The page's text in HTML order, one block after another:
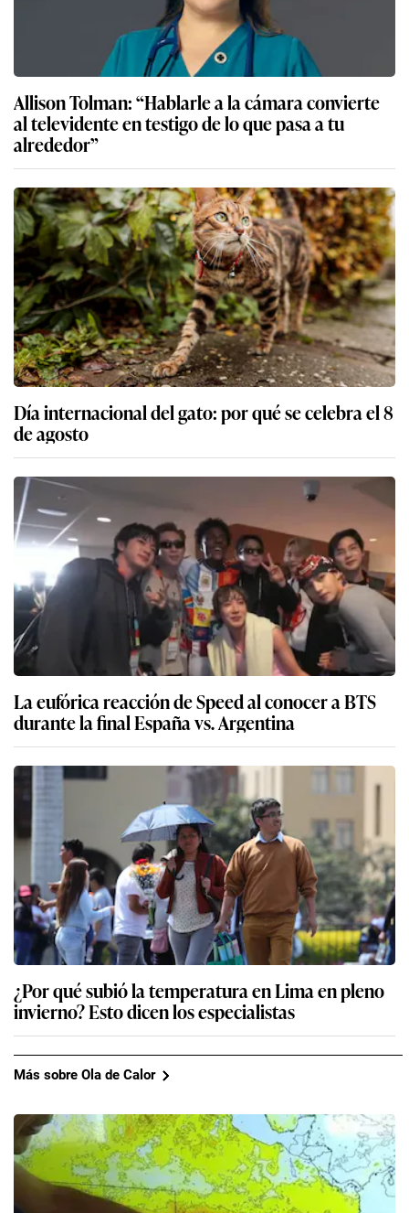
Allison Tolman: “Hablarle a la cámara convierte
al televidente en testigo de lo que pasa a tu
alrededor”
Día internacional del gato: por qué se celebra el 8
de agosto
La eufórica reacción de Speed al conocer a BTS
durante la final España vs. Argentina
¿Por qué subió la temperatura en Lima en pleno
invierno? Esto dicen los especialistas
Más sobre Ola de Calor